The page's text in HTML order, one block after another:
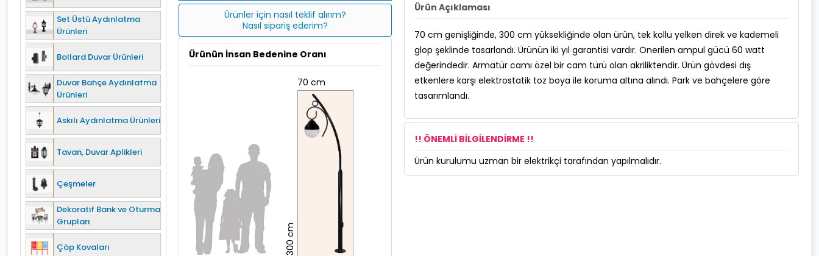
Set Üstü Aydınlatma
Ürünleri
Bollard Duvar Ürünleri
Duvar Bahçe Aydınlatma
Ürünleri
Askılı Aydınlatma Ürünleri
Tavan, Duvar Aplikleri
Çeşmeler
Dekoratif Bank ve Oturma
Grupları
Çöp Kovaları
Ürünler için nasıl teklif alırım?
Nasıl sipariş ederim?
Ürünün İnsan Bedenine Oranı
70 cm
300 cm
Ürün Açıklaması
70 cm genişliğinde, 300 cm yüksekliğinde olan ürün, tek kollu yelken direk ve kademeli
glop şeklinde tasarlandı. Ürünün iki yıl garantisi vardır. Önerilen ampul gücü 60 watt
değerindedir. Armatür camı özel bir cam türü olan akriliktendir. Ürün gövdesi dış
etkenlere karşı elektrostatik toz boya ile koruma altına alındı. Park ve bahçelere göre
tasarımlandı.
!! ÖNEMLİ BİLGİLENDİRME !!
Ürün kurulumu uzman bir elektrikçi tarafından yapılmalıdır.